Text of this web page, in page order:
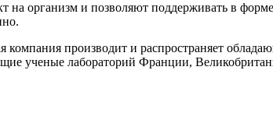
организм и позволяют поддерживать в
компания производит и распространяет
ученые лабораторий Франции,